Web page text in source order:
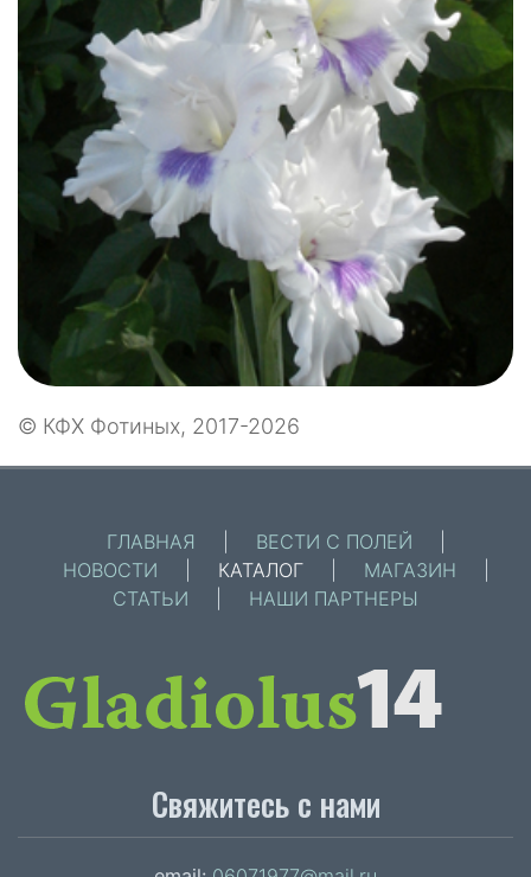
© КФХ Фотиных, 2017-2026
ГЛАВНАЯ ВЕСТИ С ПОЛЕЙ
НОВОСТИ
КАТАЛОГ МАГАЗИН
СТАТЬИ
НАШИ ПАРТНЕРЫ
Свяжитесь с нами